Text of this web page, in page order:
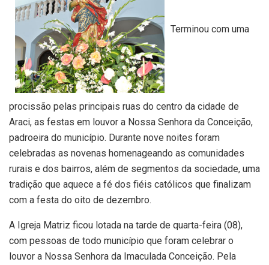
Terminou com uma
procissão pelas principais ruas do centro da cidade de
Araci, as festas em louvor a Nossa Senhora da Conceição,
padroeira do município. Durante nove noites foram
celebradas as novenas homenageando as comunidades
rurais e dos bairros, além de segmentos da sociedade, uma
tradição que aquece a fé dos fiéis católicos que finalizam
com a festa do oito de dezembro.
A Igreja Matriz ficou lotada na tarde de quarta-feira (08),
com pessoas de todo município que foram celebrar o
louvor a Nossa Senhora da Imaculada Conceição. Pela